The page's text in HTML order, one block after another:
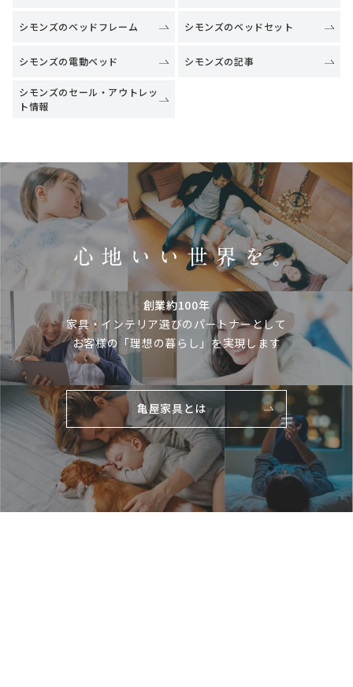
シモンズのベッドフレーム シモンズのベッドセット
シモンズの電動ベッド シモンズの記事
シモンズのセール・アウトレッ
ト情報
創業約100年
家具・インテリア選びのパートナーとして
お客様の「理想の暮らし」を実現します
亀屋家具とは